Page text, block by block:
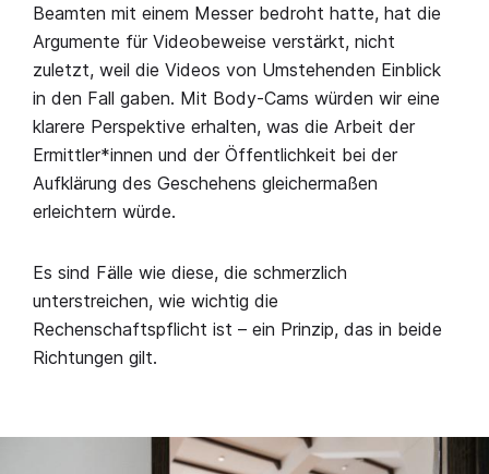
Beamten mit einem Messer bedroht hatte, hat die
Argumente für Videobeweise verstärkt, nicht
zuletzt, weil die Videos von Umstehenden Einblick
in den Fall gaben. Mit Body-Cams würden wir eine
klarere Perspektive erhalten, was die Arbeit der
Ermittler*innen und der Öffentlichkeit bei der
Aufklärung des Geschehens gleichermaßen
erleichtern würde.
Es sind Fälle wie diese, die schmerzlich
unterstreichen, wie wichtig die
Rechenschaftspflicht ist – ein Prinzip, das in beide
Richtungen gilt.